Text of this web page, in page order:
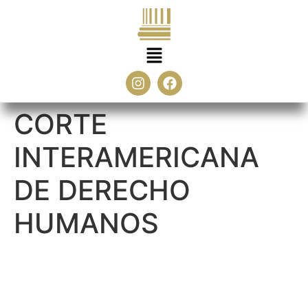
CORTE
INTERAMERICANA
DE DERECHO
HUMANOS